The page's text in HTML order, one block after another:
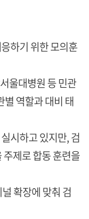
하기 위한 모의훈
울대병원 등 민관
별 역할과 대비 태
시하고 있지만, 검
제로 합동 훈련을
확장에 맞춰 검